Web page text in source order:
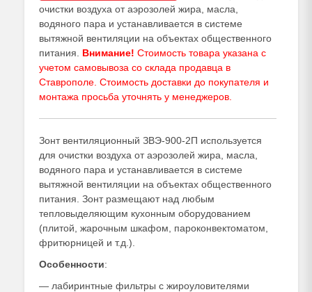
очистки воздуха от аэрозолей жира, масла,
водяного пара и устанавливается в системе
вытяжной вентиляции на объектах общественного
питания. Внимание! Стоимость товара указана с
учетом самовывоза со склада продавца в
Ставрополе. Стоимость доставки до покупателя и
монтажа просьба уточнять у менеджеров
Зонт вентиляционный ЗВЭ-900-2П используется
для очистки воздуха от аэрозолей жира, масла,
водяного пара и устанавливается в системе
вытяжной вентиляции на объектах общественного
питания. Зонт размещают над любым
тепловыделяющим кухонным оборудованием
(плитой, жарочным шкафом, пароконвектоматом,
фритюрницей и т.д.).
Особенности:
— лабиринтные фильтры с жироуловителями